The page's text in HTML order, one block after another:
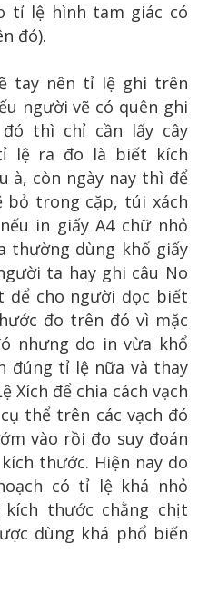
tỉ lệ hình tam giác có
đó).
tay nên tỉ lệ ghi trên
người vẽ có quên ghi
thì chỉ cần lấy cây
lệ ra đo là biết kích
à, còn ngày nay thì để
bỏ trong cặp, túi xách
in giấy A4 chữ nhỏ
thường dùng khổ giấy
ta hay ghi câu No
để cho người đọc biết
đo trên đó vì mặc
nhưng do in vừa khổ
đúng tỉ lệ nữa và thay
Xích để chia cách vạch
thể trên các vạch đó
vào rồi đo suy đoán
thước. Hiện nay do
có tỉ lệ khá nhỏ
thước chằng chịt
dùng khá phổ biến